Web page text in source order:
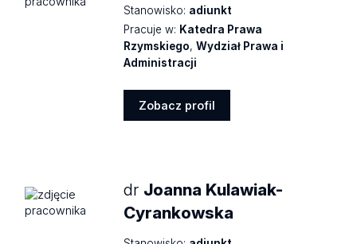
Stanowisko: adiunkt
Pracuje w: Katedra Prawa
Rzymskiego,Wydział Prawa i
Administracji
Zobacz profil
dr Joanna Kulawiak-
Cyrankowska